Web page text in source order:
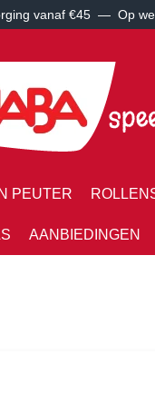
vanaf €45 — Op
PEUTER
AANBIEDINGEN